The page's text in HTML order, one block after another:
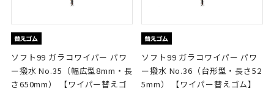
ソフト99 ガラコワイパー パワ
ー撥水 No.35（幅広型8mm・長
さ650mm） 【ワイパー替えゴ
ソフト99 ガラコワイパー パワ
ー撥水 No.36（台形型・長さ52
5mm） 【ワイパー替えゴム】